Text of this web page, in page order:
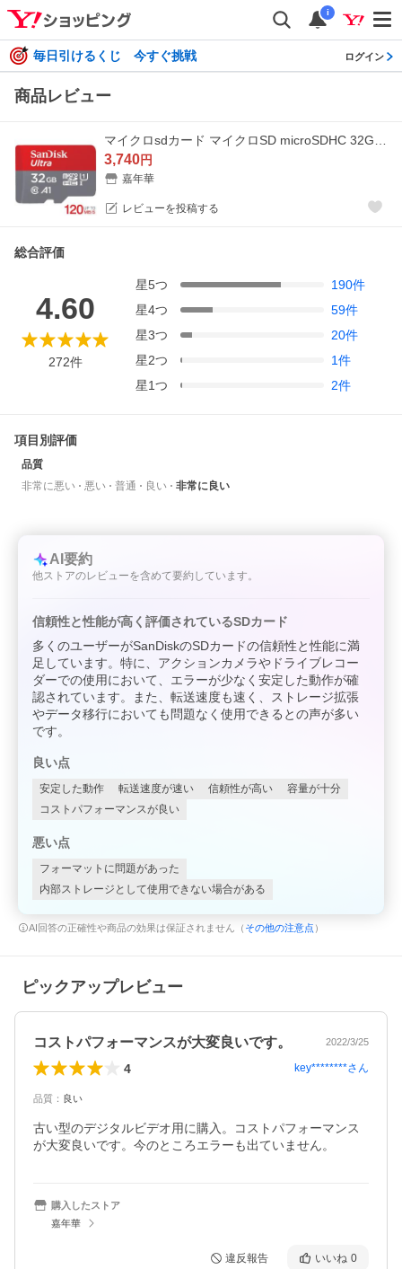
i
毎日引けるくじ 今すぐ挑戦 ログイン
商品レビュー
3,740円
嘉年華
レビューを投稿する
総合評価
4.60
272件
星5つ 190件
星4つ 59件
星3つ 20件
星2つ 1件
星1つ 2件
項目別評価
品質
非常に悪い
悪い 普通 良い 非常に良い
AI要約
他ストアのレビューを含めて要約しています。
信頼性と性能が高く評価されているSDカード
多くのユーザーがSanDiskのSDカードの信頼性と性能に満
足しています。特に、アクションカメラやドライブレコー
ダーでの使用において、エラーが少なく安定した動作が確
認されています。また、転送速度も速く、ストレージ拡張
やデータ移行においても問題なく使用できるとの声が多い
です。
良い点
安定した動作 転送速度が速い 信頼性が高い
容量が十分
コストパフォーマンスが良い
悪い点
フォーマットに問題があった
内部ストレージとして使用できない場合がある
AI回答の正確性や商品の効果は保証されません（ その他の注意点 ）
ピックアップレビュー
コストパフォーマンスが大変良いです。 2022/3/25
4 key********さん
品質 ： 良い
古い型のデジタルビデオ用に購入。コストパフォーマンス
が大変良いです。今のところエラーも出ていません。
購入したストア
嘉年華
違反報告 いいね 0